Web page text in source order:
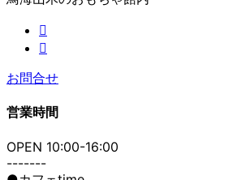
お問合せ
営業時間
OPEN 10:00-16:00
-------